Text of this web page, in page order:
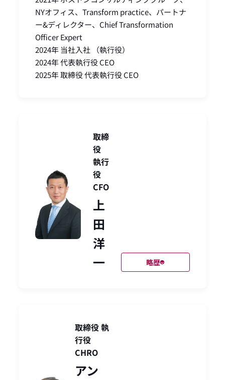
NYオフィス、Transform practice、パートナ
ー&ディレクター、Chief Transformation
Officer Expert
2024年 当社入社 （執行役）
2024年 代表執行役 CEO
2025年 取締役 代表執行役 CEO
取締
役
執行
役
CFO
上
田
洋
一
略歴
取締役 執
行役
CHRO
アン